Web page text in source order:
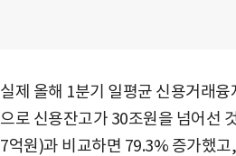
실제 올해 1분기 일평균 신용거래
으로 신용잔고가 30조원을 넘어선
7억원)과 비교하면 79.3% 증가했